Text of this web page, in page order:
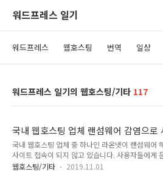
워드프레스 일기
워드프레스 웹호스팅 번역 일상
워드프레스 일기의 웹호스팅/기타 117
국내 웹호스팅 업체 랜섬웨어 감염으로
속 불가
국내 웹호스팅 업체 중 하나인 라온넷이 랜섬웨어
사이트 접속이 되지 않고 있습니다. 사용자들에게
개별적으로 랜섬웨어 감염 공지가 발송된 것 같습니
웹호스팅/기타 2019.11.01